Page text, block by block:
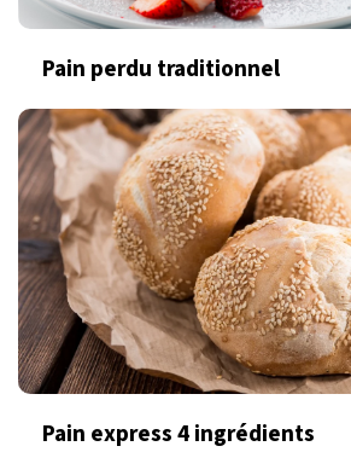
Pain perdu traditionnel
Pain express 4 ingrédients